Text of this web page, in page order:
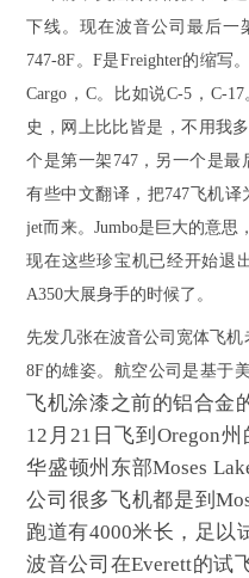
下线。现在波音公司最后一
747-8F 。F是Freighter的缩写
Cargo ， C。比如说C-5 ， C-17
史，网上比比皆是，不用我
个是第一架 747，另一个是最
有些中文翻译，把747飞机译
jet而来。 Jumbo是巨大的意思
现在这些珍宝机已经开始退
A350大展身手的时候了。
先发几张在波音公司宽体飞机
8F的雄姿。航空公司是基于
飞机涂漆之前的铝合金
12 月 21 日飞到Oregon州
华盛顿州东部Moses
公司很多飞机都是到
跑道有4000米长，足以
波音公司在Everett的试